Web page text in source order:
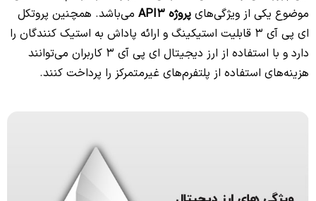
موضوع یکی از ویژگی‌های پروژه API3
می‌باشد. همچنین پروتکل
ای پی آی 3 قابلیت استیکینگ و ارائه پاداش به استیک کنندگان را
دارد و با استفاده از ارز دیجیتال ای پی آی 3 کاربران می‌توانند
هزینه‌های استفاده از پلتفرم‌های غیرمتمرکز را پرداخت کنند.